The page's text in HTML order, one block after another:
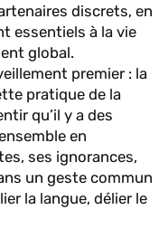
discrets, en
essentiels à la vie
global.
premier : la
pratique de la
qu’il y a des
en
ses ignorances,
un geste commun
la langue, délier le